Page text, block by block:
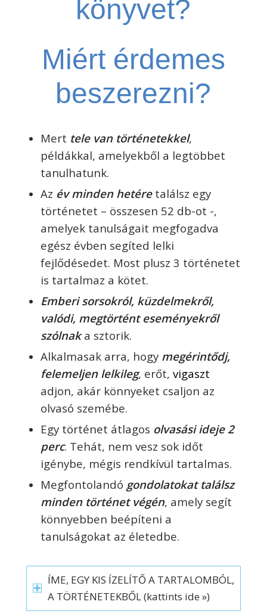
könyvet?
Miért érdemes
beszerezni?
Mert tele van történetekkel,
példákkal, amelyekből a legtöbbet
tanulhatunk.
Az év minden hetéretalálsz egy
történetet – összesen 52 db-ot -,
amelyek tanulságait megfogadva
egész évben segíted lelki
fejlődésedet. Most plusz 3 történetet
is tartalmaz a kötet.
Emberi sorsokról, küzdelmekről,
valódi, megtörtént eseményekről
szólnaka sztorik.
Alkalmasak arra, hogy megérintődj,
felemeljen lelkileg, erőt, vigaszt
adjon, akár könnyeket csaljon az
olvasó szemébe.
Egy történet átlagos olvasási ideje 2
perc. Tehát, nem vesz sok időt
igénybe, mégis rendkívül tartalmas.
Megfontolandó gondolatokat találsz
minden történet végén, amely segít
könnyebben beépíteni a
tanulságokat az életedbe.
ÍME, EGY KIS ÍZELÍTŐ A TARTALOMBÓL,
A TÖRTÉNETEKBŐL (kattints ide »)